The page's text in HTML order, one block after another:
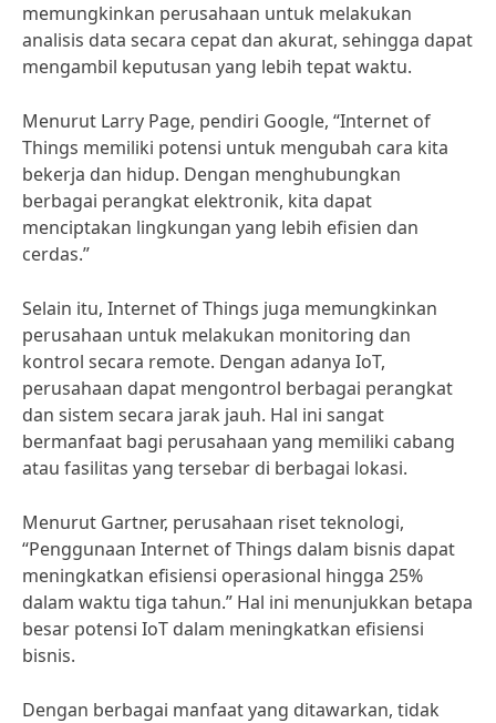
memungkinkan perusahaan untuk melakukan
analisis data secara cepat dan akurat, sehingga dapat
mengambil keputusan yang lebih tepat waktu.
Menurut Larry Page, pendiri Google, “Internet of
Things memiliki potensi untuk mengubah cara kita
bekerja dan hidup. Dengan menghubungkan
berbagai perangkat elektronik, kita dapat
menciptakan lingkungan yang lebih efisien dan
cerdas.”
Selain itu, Internet of Things juga memungkinkan
perusahaan untuk melakukan monitoring dan
kontrol secara remote. Dengan adanya IoT,
perusahaan dapat mengontrol berbagai perangkat
dan sistem secara jarak jauh. Hal ini sangat
bermanfaat bagi perusahaan yang memiliki cabang
atau fasilitas yang tersebar di berbagai lokasi.
Menurut Gartner, perusahaan riset teknologi,
“Penggunaan Internet of Things dalam bisnis dapat
meningkatkan efisiensi operasional hingga 25%
dalam waktu tiga tahun.” Hal ini menunjukkan betapa
besar potensi IoT dalam meningkatkan efisiensi
bisnis.
Dengan berbagai manfaat yang ditawarkan, tidak